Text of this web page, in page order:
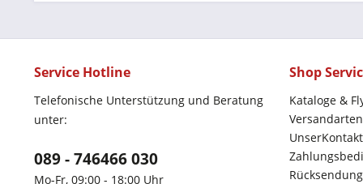
Service Hotline
Telefonische Unterstützung und Beratung
unter:
089 - 746466 030
Mo-Fr, 09:00 - 18:00 Uhr
Shop
Kataloge &
Versandarten
UnserKontakt